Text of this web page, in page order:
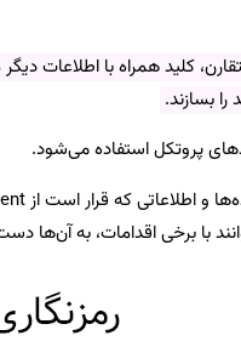
کلید همراه با اطلاعات
را بسازند.
پروتکل استفاده می‌شود.
با برخی اقدامات، به آن‌ها دست